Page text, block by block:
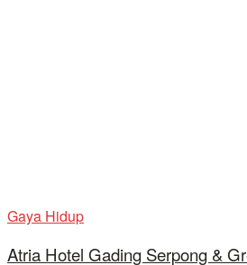
Gaya Hidup
Atria Hotel Gading Serpong &